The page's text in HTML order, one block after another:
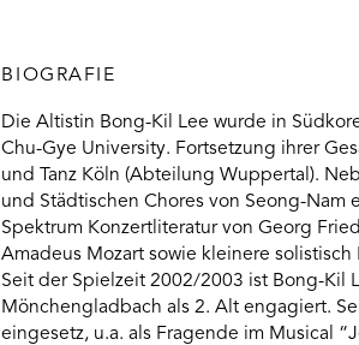
BIOGRAFIE
Die Altistin Bong-Kil Lee wurde in
Chu-Gye University. Fortsetzung ihrer
und Tanz Köln (Abteilung Wuppertal).
und Städtischen Chores von Seong-
Spektrum Konzertliteratur von Georg
Amadeus Mozart sowie kleinere
Seit der Spielzeit 2002/2003 ist Bong-Kil
Mönchengladbach als 2. Alt engagiert.
eingesetz, u.a. als Fragende im Musical